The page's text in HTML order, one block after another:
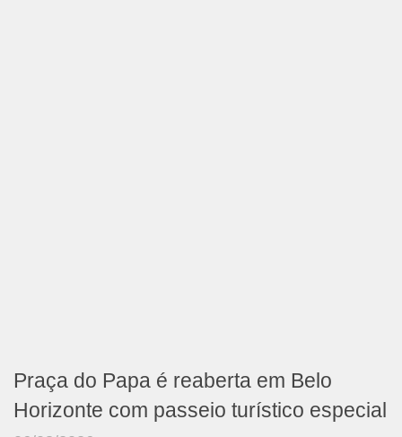
Praça do Papa é reaberta em Belo
Horizonte com passeio turístico especial